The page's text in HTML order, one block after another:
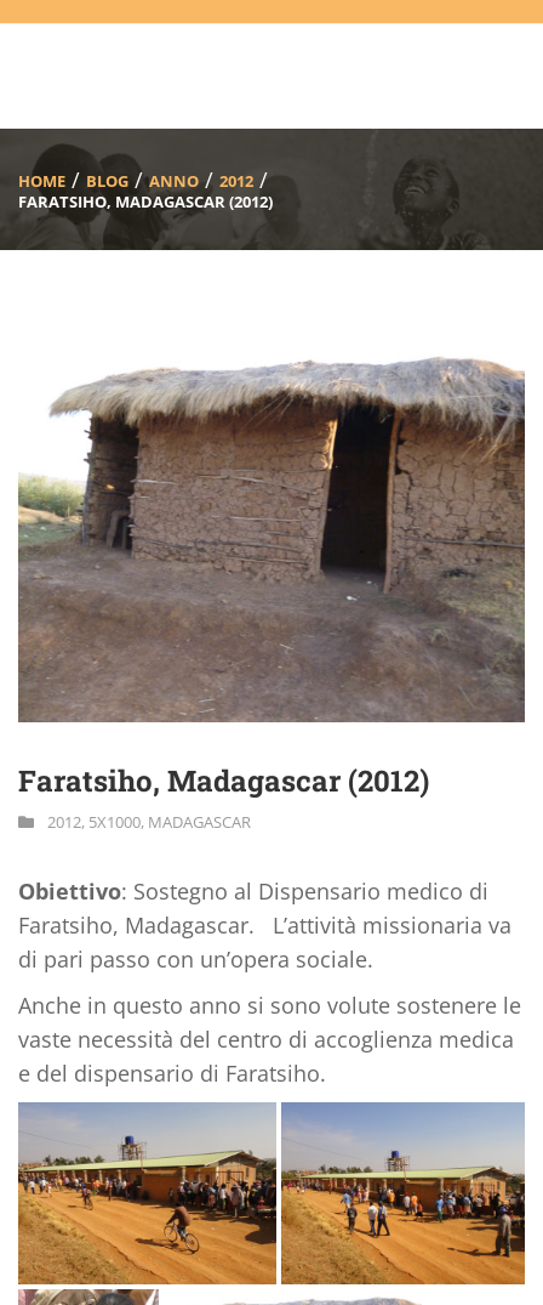
HOME BLOG ANNO
2012
FARATSIHO, MADAGASCAR (2012)
Faratsiho, Madagascar (2012)
2012, 5X1000, MADAGASCAR
Obiettivo: Sostegno al Dispensario medico di
Faratsiho, Madagascar. L’attività missionaria va
di pari passo con un’opera sociale.
Anche in questo anno si sono volute sostenere le
vaste necessità del centro di accoglienza medica
e del dispensario di Faratsiho.